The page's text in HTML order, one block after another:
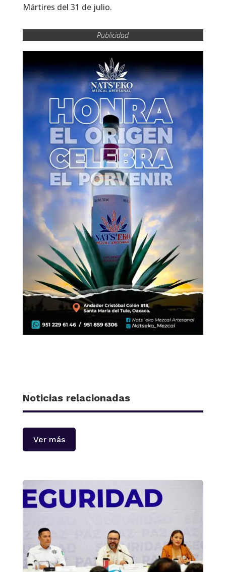
Mártires del 31 de julio.
Publicidad
Noticias relacionadas
Ver más